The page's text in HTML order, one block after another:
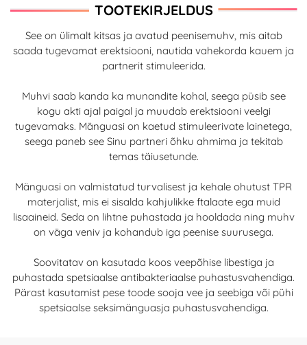
TOOTEKIRJELDUS
See on ülimalt kitsas ja avatud peenisemuhv, mis aitab
saada tugevamat erektsiooni, nautida vahekorda kauem ja
partnerit stimuleerida.
Muhvi saab kanda ka munandite kohal, seega püsib see
kogu akti ajal paigal ja muudab erektsiooni veelgi
tugevamaks. Mänguasi on kaetud stimuleerivate lainetega,
seega paneb see Sinu partneri õhku ahmima ja tekitab
temas täiusetunde.
Mänguasi on valmistatud turvalisest ja kehale ohutust TPR
materjalist, mis ei sisalda kahjulikke ftalaate ega muid
lisaaineid. Seda on lihtne puhastada ja hooldada ning muhv
on väga veniv ja kohandub iga peenise suurusega.
Soovitatav on kasutada koos veepõhise libestiga ja
puhastada spetsiaalse antibakteriaalse puhastusvahendiga.
Pärast kasutamist pese toode sooja vee ja seebiga või pühi
spetsiaalse seksimänguasja puhastusvahendiga.